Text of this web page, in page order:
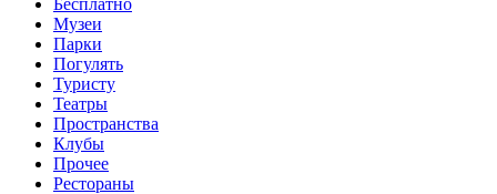
Музеи
Парки
Погулять
Туристу
Театры
Пространства
Клубы
Прочее
Рестораны